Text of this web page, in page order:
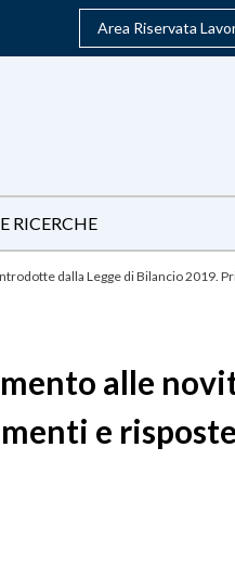
Area Riservata
RICERCHE
dalla Legge di Bilancio 2019.
alle
e risposte